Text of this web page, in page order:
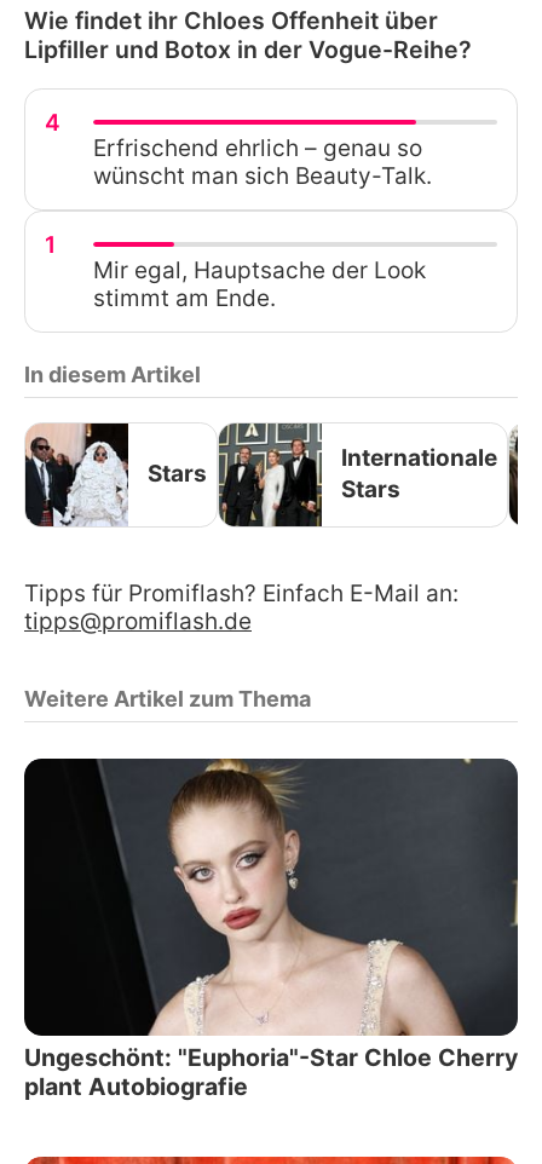
Wie findet ihr Chloes Offenheit über
Lipfiller und Botox in der Vogue-Reihe?
4
Erfrischend ehrlich – genau so
wünscht man sich Beauty-Talk.
1
Mir egal, Hauptsache der Look
stimmt am Ende.
In diesem Artikel
Stars
Internationale
Stars
Tipps für Promiflash? Einfach E-Mail an:
tipps@promiflash.de
Weitere Artikel zum Thema
Ungeschönt: "Euphoria"-Star Chloe Cherry
plant Autobiografie